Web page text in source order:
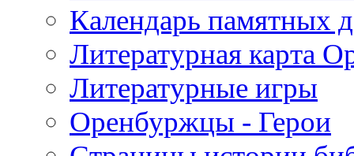
Календарь памятных
Литературная карта
Литературные игры
Оренбуржцы - Герои